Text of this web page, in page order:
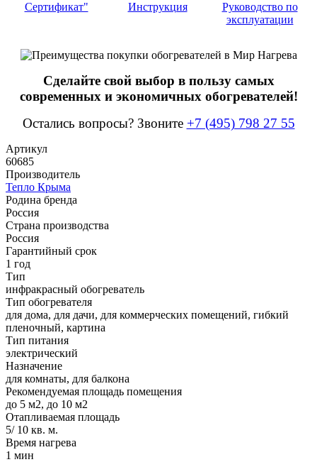
Сертификат" Инструкция
Руководство по
эксплуатации
Сделайте свой выбор в пользу самых
современных и экономичных обогревателей!
Остались вопросы? Звоните +7 (495) 798 27 55
Артикул
60685
Производитель
Тепло Крыма
Родина бренда
Россия
Страна производства
Россия
Гарантийный срок
1 год
Тип
инфракрасный обогреватель
Тип обогревателя
для дома, для дачи, для коммерческих помещений, гибкий
пленочный, картина
Тип питания
электрический
Назначение
для комнаты, для балкона
Рекомендуемая площадь помещения
до 5 м2, до 10 м2
Отапливаемая площадь
5/ 10 кв. м.
Время нагрева
1 мин